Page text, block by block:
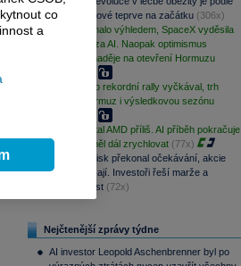
MUDr. Kunové teprve na začátku (306x)
AMD zklamalo výhledem, SpaceX vyděsila
cenovkou za AI. Naopak optimismus
podporují naděje na otevření Hormuzu
S&P 500 po rekordní rally vyčkával, trh
sleduje Hormuz i výsledkovou sezónu
Trh potrestal AMD příliš. AI příběh pokračuje
a růst by měl dál zrychlovat (77x)
Novo Nordisk překonal očekávání, akcie
přesto klesají. Investoři řeší marže a
budoucí růst (72x)
Nejčtenější zprávy týdne
AI investor Leopold Aschenbrenner byl po
co
a